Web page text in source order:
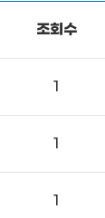
조회수
1
1
1